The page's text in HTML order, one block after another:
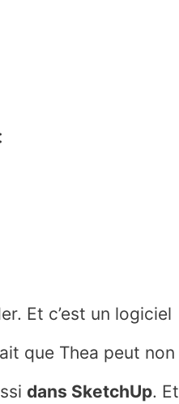
Et c’est un logiciel
que Thea peut non
dans SketchUp. Et